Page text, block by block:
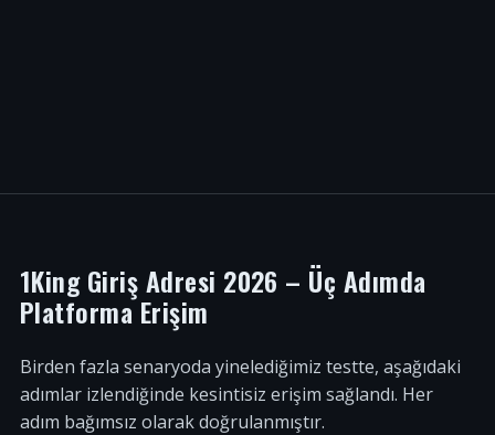
1King Giriş Adresi 2026 – Üç Adımda
Platforma Erişim
Birden fazla senaryoda yinelediğimiz testte, aşağıdaki
adımlar izlendiğinde kesintisiz erişim sağlandı. Her
adım bağımsız olarak doğrulanmıştır.